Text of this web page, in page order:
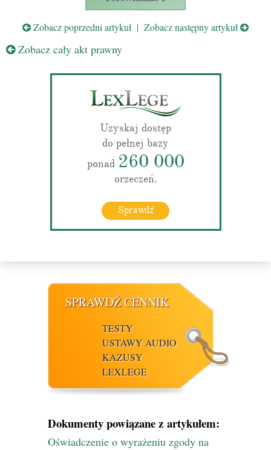
Zobacz poprzedni artykuł | Zobacz następny artykuł
Zobacz cały akt prawny
Uzyskaj dostęp
do pełnej bazy
ponad 260 000
orzeczeń.
Sprawdź
SPRAWDŹ CENNIK
TESTY
USTAWY AUDIO
KAZUSY
LEXLEGE
Dokumenty powiązane z artykułem:
Oświadczenie o wyrażeniu zgody na